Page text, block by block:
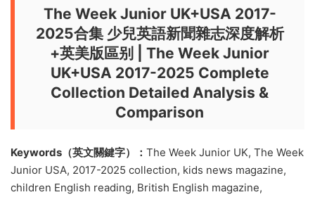
The Week Junior UK+USA 2017-
2025合集 少兒英語新聞雜志深度解析
+英美版區别 | The Week Junior
UK+USA 2017-2025 Complete
Collection Detailed Analysis &
Comparison
Keywords（英文關鍵字）： The Week Junior UK, The Week
Junior USA, 2017-2025 collection, kids news magazine,
children English reading, British English magazine,